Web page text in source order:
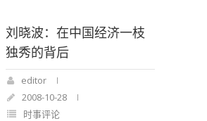
刘晓波：在中国经济一枝
独秀的背后
editor
2008-10-28
时事评论